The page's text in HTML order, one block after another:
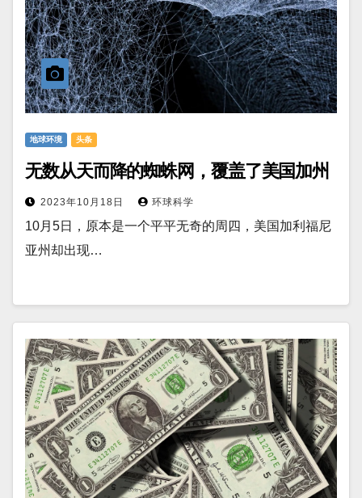
地球环境 头条
无数从天而降的蜘蛛网，覆盖了美国加州
2023年10月18日 环球科学
10月5日，原本是一个平平无奇的周四，美国加利福尼
亚州却出现…